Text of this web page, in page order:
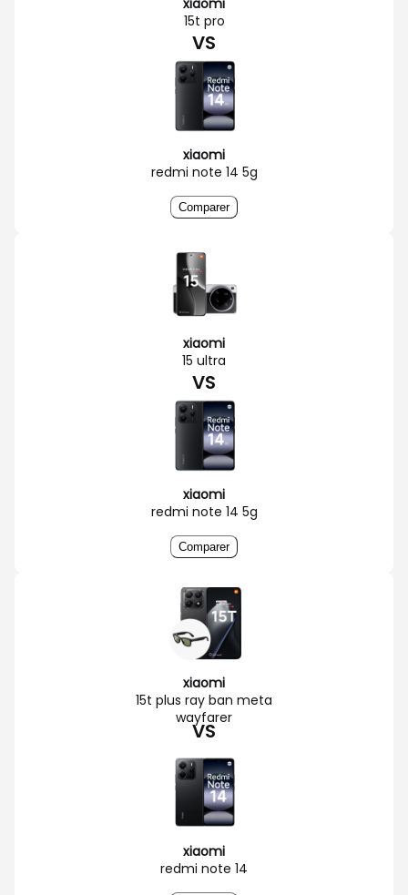
15t pro
VS
xiaomi
redmi note 14 5g
Comparer
xiaomi
15 ultra
VS
xiaomi
redmi note 14 5g
Comparer
xiaomi
15t plus ray ban meta
wayfarer
VS
xiaomi
redmi note 14